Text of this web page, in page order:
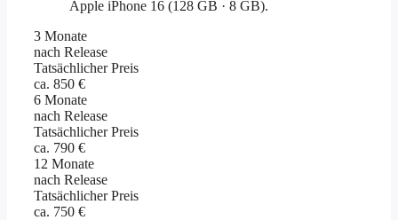
3 Monate
nach Release
Tatsächlicher Preis
ca. 850 €
6 Monate
nach Release
Tatsächlicher Preis
ca. 790 €
12 Monate
nach Release
Tatsächlicher Preis
ca. 750 €